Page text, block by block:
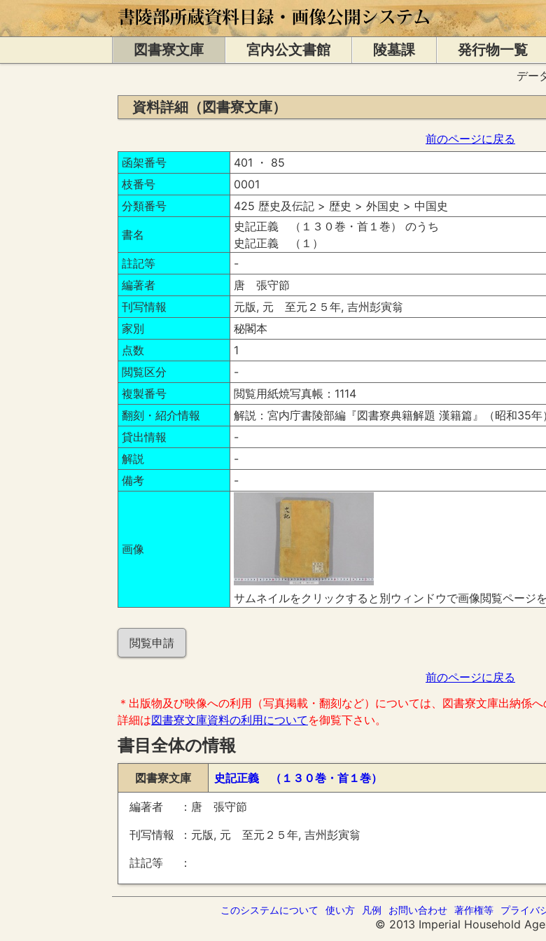
図書寮文庫 宮内公文書館 陵墓課 発行物一覧
デー
資料詳細（図書寮文庫）
前のページに戻る
函架番号
401 ・ 85
枝番号
0001
分類番号
425 歴史及伝記 > 歴史 > 外国史 > 中国史
書名
史記正義 （１３０巻・首１巻） のうち
史記正義 （１）
註記等
-
編著者
唐 張守節
刊写情報
元版, 元 至元２５年, 吉州彭寅翁
家別
秘閣本
点数
1
閲覧区分
-
複製番号
閲覧用紙焼写真帳：1114
翻刻・紹介情報
解説：宮内庁書陵部編『図書寮典籍解題 漢籍篇』（昭和35年
貸出情報
-
解説
-
備考
-
画像
サムネイルをクリックすると別ウィンドウで画像閲覧ページを
閲覧申請
前のページに戻る
＊出版物及び映像への利用（写真掲載・翻刻など）については、図書寮文庫出納係へ
詳細は図書寮文庫資料の利用について を御覧下さい。
書目全体の情報
図書寮文庫 史記正義 （１３０巻・首１巻）
編著者
唐 張守節
刊写情報
元版, 元 至元２５年, 吉州彭寅翁
註記等
このシステムについて 使い方 凡例 お問い合わせ 著作権等 プライバ
© 2013 Imperial Household